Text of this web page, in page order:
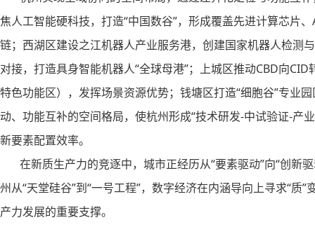
焦人工智能硬科技，打造“中国数谷”，形成覆盖先进计算芯片
链；西湖区建设之江机器人产业服务港，创建国家机器人检测
对接，打造具身智能机器人“全球母港”；上城区推动CBD向
特色功能区），发挥场景资源优势；钱塘区打造“细胞谷”专业
动、功能互补的空间格局，使杭州形成“技术研发-中试验证-产
新要素配置效率。
在新质生产力的竞逐中，城市正经历从“要素驱动”向“创新
州从“天堂硅谷”到“一号工程”，数字经济在内涵导向上寻求“质
产力发展的重要支撑。